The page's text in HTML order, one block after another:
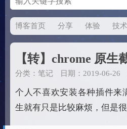
博客首页 分享 体验 技术
【转】chrome 原生
分类： 笔记 日期：2019-06-26
个人不喜欢安装各种插件来
生就有只是比较麻烦，但是